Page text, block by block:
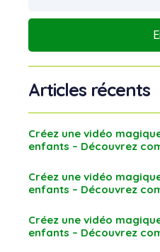
Articles récents
Créez une vidéo
enfants – Découvrez
Créez une vidéo
enfants – Découvrez
Créez une vidéo
enfants – Découvrez